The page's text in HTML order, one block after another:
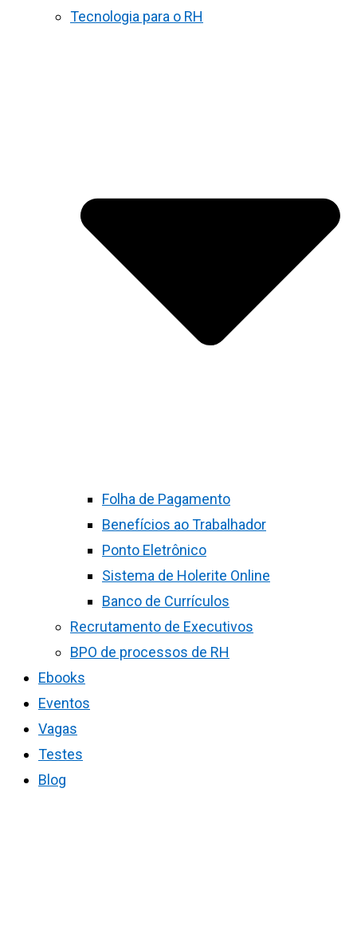
Tecnologia para o RH
Folha de Pagamento
Benefícios ao Trabalhador
Ponto Eletrônico
Sistema de Holerite Online
Banco de Currículos
Recrutamento de Executivos
BPO de processos de RH
Ebooks
Eventos
Vagas
Testes
Blog